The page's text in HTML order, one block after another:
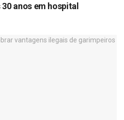
anos em hospital